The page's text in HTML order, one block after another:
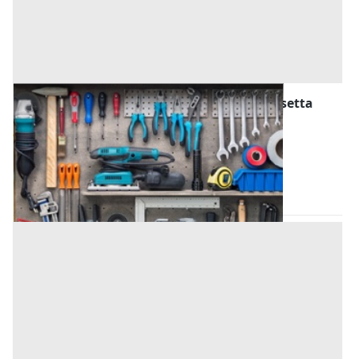
Attrezzature ed Utensili all'asta a Caltanissetta
Gela (Caltanissetta)
Offerta minima
95 €
Codice asta:AN0313566
Asta chiusa